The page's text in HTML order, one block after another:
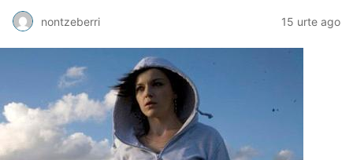
nontzeberri 15 urte ago